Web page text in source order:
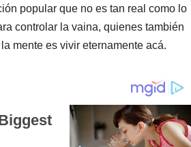
popular que no es tan real como lo
controlar la vaina, quienes también
mente es vivir eternamente acá.